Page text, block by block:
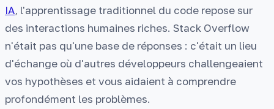
IA, l'apprentissage traditionnel du code repose sur
des interactions humaines riches. Stack Overflow
n'était pas qu'une base de réponses : c'était un lieu
d'échange où d'autres développeurs challengeaient
vos hypothèses et vous aidaient à comprendre
profondément les problèmes.